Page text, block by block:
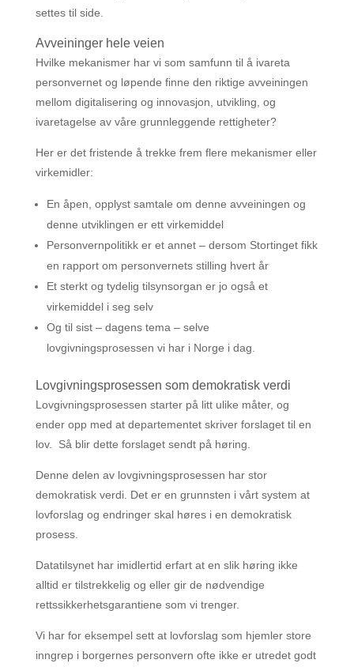
settes til side.
Avveininger hele veien
Hvilke mekanismer har vi som samfunn til å ivareta
personvernet og løpende finne den riktige avveiningen
mellom digitalisering og innovasjon, utvikling, og
ivaretagelse av våre grunnleggende rettigheter?
Her er det fristende å trekke frem flere mekanismer eller
virkemidler:
En åpen, opplyst samtale om denne avveiningen og
denne utviklingen er ett virkemiddel
Personvernpolitikk er et annet – dersom Stortinget fikk
en rapport om personvernets stilling hvert år
Et sterkt og tydelig tilsynsorgan er jo også et
virkemiddel i seg selv
Og til sist – dagens tema – selve
lovgivningsprosessen vi har i Norge i dag.
Lovgivningsprosessen som demokratisk verdi
Lovgivningsprosessen starter på litt ulike måter, og
ender opp med at departementet skriver forslaget til en
lov. Så blir dette forslaget sendt på høring.
Denne delen av lovgivningsprosessen har stor
demokratisk verdi. Det er en grunnsten i vårt system at
lovforslag og endringer skal høres i en demokratisk
prosess.
Datatilsynet har imidlertid erfart at en slik høring ikke
alltid er tilstrekkelig og eller gir de nødvendige
rettssikkerhetsgarantiene som vi trenger.
Vi har for eksempel sett at lovforslag som hjemler store
inngrep i borgernes personvern ofte ikke er utredet godt